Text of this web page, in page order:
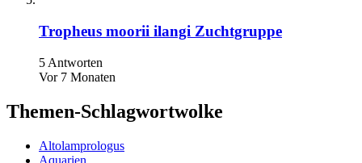
Tropheus moorii ilangi Zuchtgruppe
5 Antworten
Vor 7 Monaten
Themen-Schlagwortwolke
Altolamprologus
Aquarien